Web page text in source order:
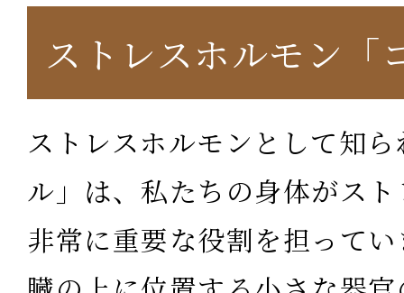
ストレスホルモン「
ストレスホルモンとして知
ル」は、私たちの身体がス
非常に重要な役割を担って